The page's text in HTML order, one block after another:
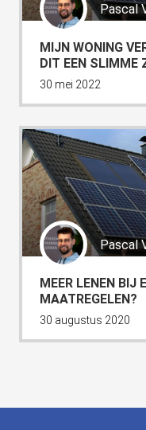
Pascal
MIJN WONING
DIT EEN SLIMME
30 mei 2022
Pascal
MEER LENEN BIJ
MAATREGELEN?
30 augustus 2020